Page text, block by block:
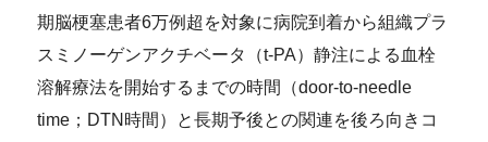
期脳梗塞患者6万例超を対象に病院到着から組織プラ
スミノーゲンアクチベータ（t-PA）静注による血栓
溶解療法を開始するまでの時間（door-to-needle
time；DTN時間）と長期予後との関連を後ろ向きコ